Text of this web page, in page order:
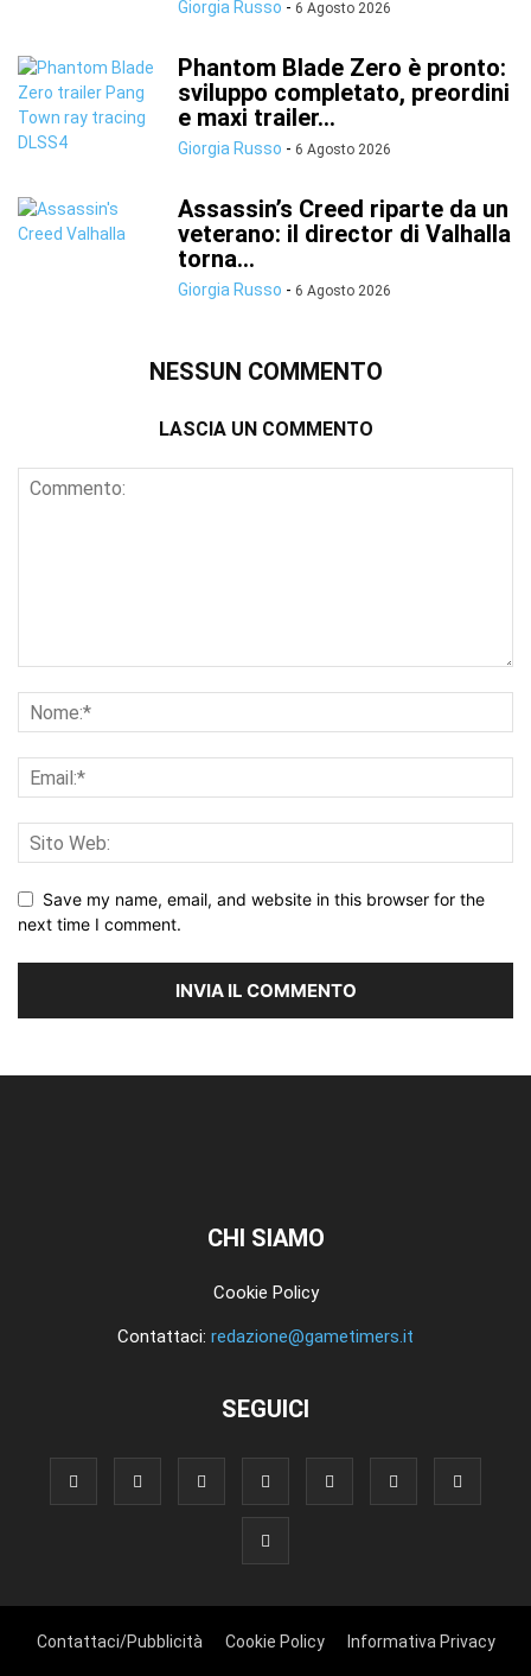
Giorgia Russo - 6 Agosto 2026
Phantom Blade Zero è pronto:
sviluppo completato, preordini
e maxi trailer...
Giorgia Russo - 6 Agosto 2026
Assassin’s Creed riparte da un
veterano: il director di Valhalla
torna...
Giorgia Russo - 6 Agosto 2026
NESSUN COMMENTO
LASCIA UN COMMENTO
Save my name, email, and website in this browser for the
next time I comment.
CHI SIAMO
Cookie Policy
Contattaci: redazione@gametimers.it
SEGUICI
Contattaci/Pubblicità Cookie Policy Informativa Privacy